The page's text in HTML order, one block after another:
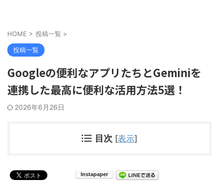
HOME > 投稿一覧 >
投稿一覧
Googleの便利なアプリたちとGeminiを
連携した最高に便利な活用方法5選！
2026年6月26日
目次 [表示]